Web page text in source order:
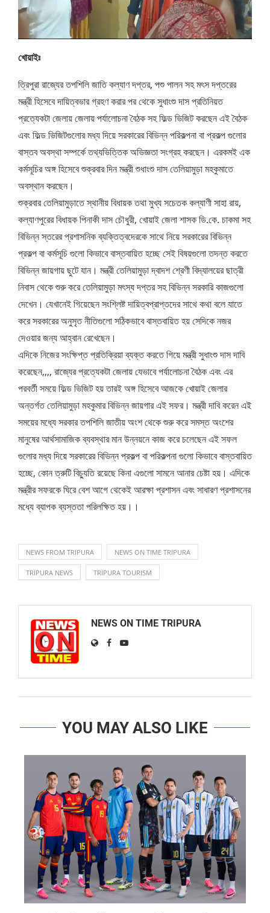
খোয়াইঃ
ত্রিপুরা রাজ্যের তপশিলি জাতি কল্যাণ দপ্তর, পশু পালন সহ মৎস দপ্তরের
মন্ত্রী হিসেবে দায়িত্বভার গ্রহণ করার পর থেকে সুধাংশু দাস প্রতিনিয়ত
প্রত্যেকটা জেলায় জেলায় পর্যালোচনা বৈঠক সহ ফিল্ড ভিজিট করছেন এই বৈঠক
এবং ফিল্ড ভিজিটগুলোর মধ্য দিয়ে সরকারের বিভিন্ন পরিকল্পনা বা প্রকল্প গুলোর
বাস্তব অবস্থা সম্পর্কে তথ্যভিত্তিক অভিজ্ঞতা সংগ্রহ করছেন। এরকমই এক
কর্মসূচির অঙ্গ হিসেবে শুক্রবার দিন মন্ত্রী শুধাংশু দাস তেলিয়ামুড়া মহকুমাতে
অবস্থান করছেন।
শুক্রবার তেলিয়ামুড়াতে স্থানীয় বিধায়ক তথা মুখ্য সচেতক কল্যাণী সাহা রায়,
কল্যাণপুরের বিধায়ক পিনাকী দাস চৌধুরী, খোয়াই জেলা শাসক ডি.কে. চাকমা সহ
বিভিন্ন স্তরের প্রশাসনিক ব্যক্তিত্বদেরকে সাথে নিয়ে সরকারের বিভিন্ন
প্রকল্প বা কর্মসূচি গুলো কিভাবে বাস্তবায়িত হচ্ছে সেই বিষয়গুলো তদন্ত করতে
বিভিন্ন জায়গায় ছুটে যান। মন্ত্রী তেলিয়ামুড়া দ্বাদশ শ্রেণী বিদ্যালয়ের ছাত্রী
নিবাস থেকে শুরু করে তেলিয়ামুড়া মৎস্য দপ্তর সহ বিভিন্ন সরকারি কাজগুলো
দেখেন। যেখানেই গিয়েছেন সংশ্লিষ্ট দায়িত্বপ্রাপ্তদের সাথে কথা বলে যাতে
করে সরকারের অনুসৃত নীতিগুলো সঠিকভাবে বাস্তবায়িত হয় সেদিকে নজর
দেওয়ার জন্য আহ্বান রেখেছেন।
এদিকে নিজের সংক্ষিপ্ত প্রতিক্রিয়া ব্যক্ত করতে গিয়ে মন্ত্রী সুধাংশু দাস দাবি
করেছেন,,,, রাজ্যের প্রত্যেকটা জেলায় যেভাবে পর্যালোচনা বৈঠক এবং এর
পরবর্তী সময়ে ফিল্ড ভিজিট হয় তারই অঙ্গ হিসেবে আজকে খোয়াই জেলার
অন্তর্গত তেলিয়ামুড়া মহকুমার বিভিন্ন জায়গার এই সফর। মন্ত্রী দাবি করেন এই
সময়ের মধ্যে সরকার তপশিলি জাতীয় অংশ থেকে শুরু করে সমস্ত অংশের
মানুষের আর্থসামাজিক ব্যবস্থার মান উন্নয়নে কাজ করে চলেছেন এই সফল
গুলোর মধ্য দিয়ে সরকারের বিভিন্ন প্রকল্প বা পরিকল্পনা গুলো কিভাবে বাস্তবায়িত
হচ্ছে, কোন ত্রুটি বিচ্যুতি রয়েছে কিনা এগুলো সামনে আনার চেষ্টা হয়। এদিকে
মন্ত্রীর সফরকে ঘিরে বেশ আগে থেকেই আরক্ষা প্রশাসন এবং সাধারণ প্রশাসনের
মধ্যে ব্যাপক ব্যস্ততা পরিলক্ষিত হয়।।
NEWS FROM TRIPURA NEWS ON TIME TRIPURA
TRIPURA NEWS TRIPURA TOURISM
NEWS ON TIME TRIPURA
YOU MAY ALSO LIKE